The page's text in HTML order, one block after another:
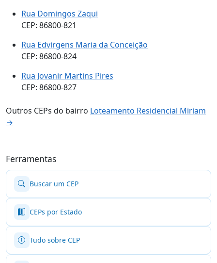
Rua Domingos Zaqui
CEP: 86800-821
Rua Edvirgens Maria da Conceição
CEP: 86800-824
Rua Jovanir Martins Pires
CEP: 86800-827
Outros CEPs do bairro Loteamento Residencial Miriam
→
Ferramentas
Buscar um CEP
CEPs por Estado
Tudo sobre CEP